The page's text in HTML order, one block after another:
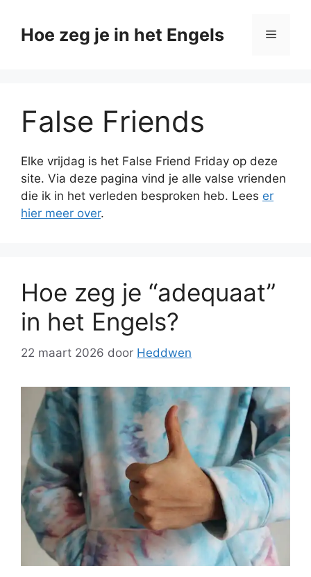
naarHoe zeg je in het Engels Menu
False Friends
Elke vrijdag is het False Friend Friday op deze
site. Via deze pagina vind je alle valse vrienden
die ik in het verleden besproken heb. Lees er
hier meer over.
Hoe zeg je “adequaat”
in het Engels?
22 maart 2026 door Heddwen